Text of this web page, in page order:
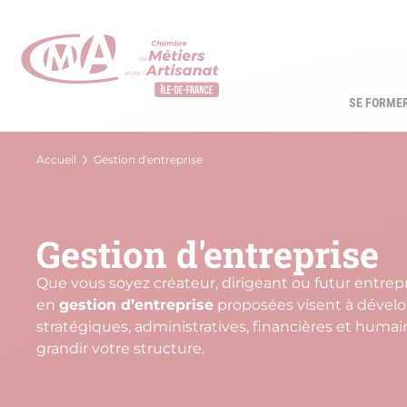
contenu
principal
SE
Fil
Accueil Gestion d'entreprise
Gestion d'entreprise
Que vous soyez créateur, dirigeant ou futur
en gestion d’entreprise proposées visent à
stratégiques, administratives, financières et
grandir votre structure.